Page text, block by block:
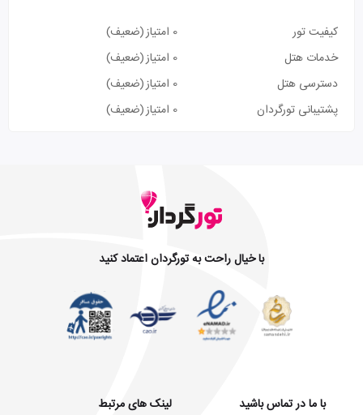
کیفیت تور 0 امتیاز
(ضعیف)
خدمات هتل
0 امتیاز
(ضعیف)
دسترسی هتل
0 امتیاز
(ضعیف)
پشتیبانی تورگردان
0 امتیاز (ضعیف)
با خیال راحت به تورگردان اعتماد کنید
با ما در تماس باشید
لینک های مرتبط